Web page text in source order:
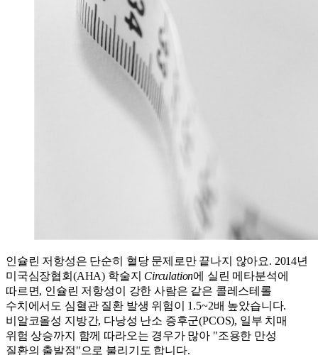
인슐린 저항성은 단순히 혈당 문제로만 끝나지 않아요. 2014년
미국심장협회(AHA) 학술지 Circulation에 실린 메타분석에
따르면, 인슐린 저항성이 강한 사람은 같은 콜레스테롤
수치에서도 심혈관 질환 발생 위험이 1.5~2배 높았습니다.
비알코올성 지방간, 다낭성 난소 증후군(PCOS), 일부 치매
위험 상승까지 함께 따라오는 경우가 많아 "조용한 만성
질환의 출발점"으로 불리기도 합니다.